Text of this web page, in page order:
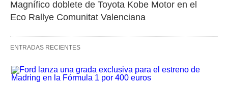
Magnífico doblete de Toyota Kobe Motor en el
Eco Rallye Comunitat Valenciana
ENTRADAS RECIENTES